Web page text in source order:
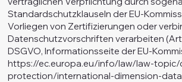
Standardschutzklauseln der EU-
Vorliegen von Zertifizierungen oder
Datenschutzvorschriften verarbeiten
DSGVO, Informationsseite der EU-
https://ec.europa.eu/info/law/law-
protection/international-dimension-